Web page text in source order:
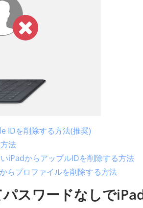
IDを削除する方法(推奨)
法
iPadからアップルIDを削除する方法
らプロファイルを削除する方法
スワードなしで